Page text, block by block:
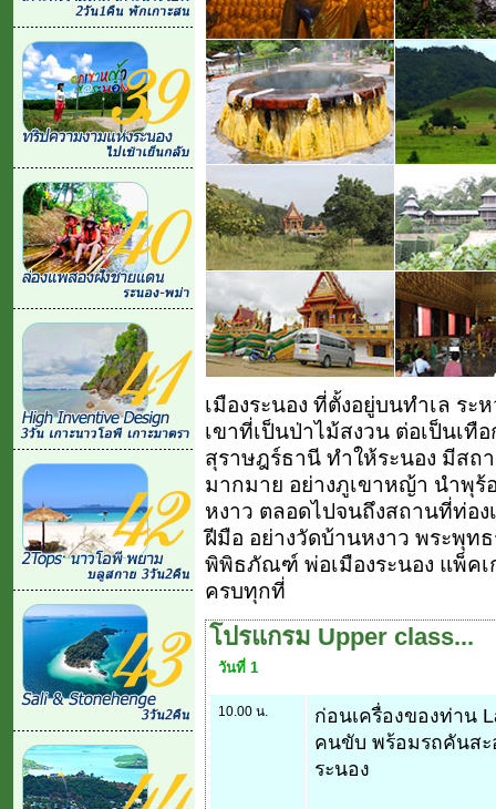
เมืองระนอง ที่ตั้งอยู่บนทำเล ร
เขาที่เป็นป่าไม้สงวน ต่อเป็นเทื
สุราษฎร์ธานี ทำให้ระนอง มีสถ
มากมาย อย่างภูเขาหญ้า นำพุ
หงาว ตลอดไปจนถึงสถานที่ท่อง
ฝีมือ อย่างวัดบ้านหงาว พระพุท
พิพิธภัณฑ์ พ่อเมืองระนอง แพ็ค
ครบทุกที่
โปรแกรม Upper class...
วันที่ 1
10.00 น.
ก่อนเครื่องของท่าน
คนขับ พร้อมรถคันส
ระนอง